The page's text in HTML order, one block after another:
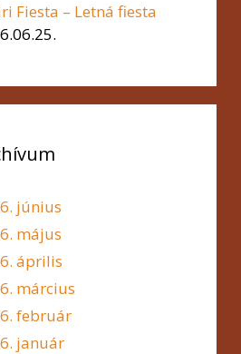
Fiesta – Letná fiesta
június
május
április
március
február
január